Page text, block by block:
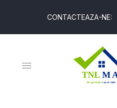
CONTACTEAZA-NE: